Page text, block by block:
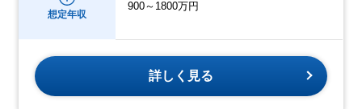
想定年収
900～1800万円
詳しく見る